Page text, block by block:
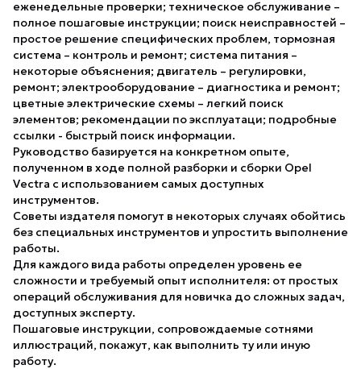
еженедельные проверки; техническое обслуживание –
полное пошаговые инструкции; поиск неисправностей –
простое решение специфических проблем, тормозная
система – контроль и ремонт; система питания –
некоторые объяснения; двигатель – регулировки,
ремонт; электрооборудование – диагностика и ремонт;
цветные электрические схемы – легкий поиск
элементов; рекомендации по эксплуатаци; подробные
ссылки - быстрый поиск информации.
Руководство базируется на конкретном опыте,
полученном в ходе полной разборки и сборки Opel
Vectra с использованием самых доступных
инструментов.
Советы издателя помогут в некоторых случаях обойтись
без специальных инструментов и упростить выполнение
работы.
Для каждого вида работы определен уровень ее
сложности и требуемый опыт исполнителя: от простых
операций обслуживания для новичка до сложных задач,
доступных эксперту.
Пошаговые инструкции, сопровождаемые сотнями
иллюстраций, покажут, как выполнить ту или иную
работу.